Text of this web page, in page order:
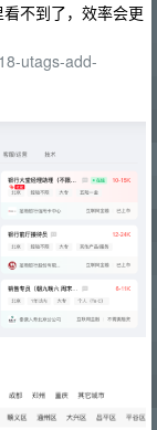
不到了，效率会更
utags-add-